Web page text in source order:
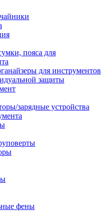
пояса для
для инструментов
защиты
зарядные устройства
фены